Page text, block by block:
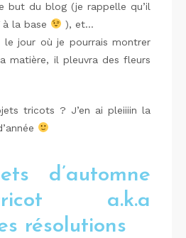
but du blog (je rappelle qu’il
à la base
), et…
le jour où je pourrais montrer
matière, il pleuvra des fleurs
tricots ? J’en ai pleiiiin la
d’automne
a.k.a
résolutions